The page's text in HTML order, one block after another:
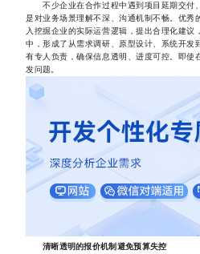
不少企业在合作过程中遇到项目延期交付
是对业务场景理解不深、沟通机制不畅。优
入挖掘企业的实际运营逻辑，提出合理化建
中，形成了从需求调研、原型设计、系统开
有专人负责，确保信息透明、进度可控。即
发问题。
清晰透明的报价机制避免预算失控